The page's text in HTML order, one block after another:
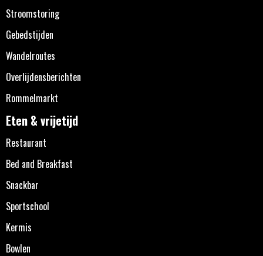
Stroomstoring
Gebedstijden
Wandelroutes
Overlijdensberichten
Rommelmarkt
Eten & vrijetijd
Restaurant
Bed and Breakfast
Snackbar
Sportschool
Kermis
Bowlen